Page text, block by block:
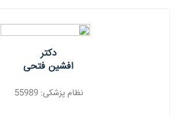
دکتر
افشین فتحی
نظام پزشکی: 55989